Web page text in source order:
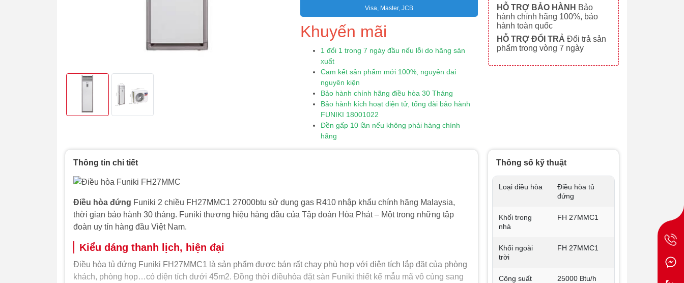
Visa, Master, JCB
Khuyến mãi
1 đổi 1 trong 7 ngày đầu nếu lỗi do hãng sản
xuất
Cam kết sản phẩm mới 100%, nguyên đai
nguyên kiện
Bảo hành chính hãng điều hòa 30 Tháng
Bảo hành kích hoạt điện tử, tổng đài bảo hành
FUNIKI 18001022
Đền gấp 10 lần nếu không phải hàng chính
hãng
HỖ TRỢ BẢO HÀNH Bảo
hành chính hãng 100%, bảo
hành toàn quốc
HỖ TRỢ ĐỔI TRẢ Đổi trả sản
phẩm trong vòng 7 ngày
Thông số kỹ thuật
Loại điều hòa
Điều hòa tủ
đứng
Khối trong
nhà
FH 27MMC1
Khối ngoài
trời
FH 27MMC1
Công suất
25000 Btu/h
Thông tin chi tiết
Điều hòa đứng Funiki 2 chiều FH27MMC1 27000btu sử dụng gas R410 nhập khẩu chính hãng Malaysia,
thời gian bảo hành 30 tháng. Funiki thương hiệu hàng đầu của Tập đoàn Hòa Phát – Một trong những tập
đoàn uy tín hàng đầu Việt Nam.
Kiểu dáng thanh lịch, hiện đại
Điều hòa tủ đứng Funiki FH27MMC1 là sản phẩm được bán rất chạy phù hợp với diện tích lắp đặt của phòng
khách, phòng họp…có diện tích dưới 45m2. Đồng thời điềuhòa đặt sàn Funiki thiết kế mẫu mã vô cùng sang